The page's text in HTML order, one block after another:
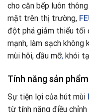
cho căn bếp luôn
mặt trên thị trường,
đột phá giảm thiểu tối
mạnh, làm sạch không
mùi hôi, dầu mỡ, khói
Tính năng sản phẩm
Sự tiện lợi của hút mùi
từ tính năng điều